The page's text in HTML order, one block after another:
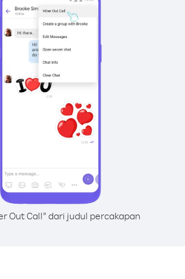
Out Call” dari judul percakapan